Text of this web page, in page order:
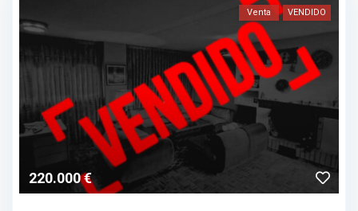
220.000 €
Venta VENDIDO